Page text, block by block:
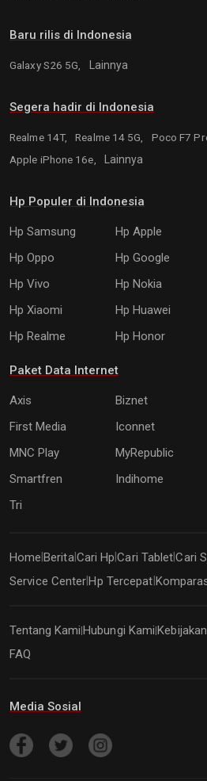
Baru rilis di Indonesia
Galaxy S26 5G, Lainnya
Segera hadir di Indonesia
Realme 14T, Realme 14 5G, Poco F7
Apple iPhone 16e,
Lainnya
Hp Populer di Indonesia
Hp Samsung Hp Apple
Hp Oppo
Hp Google
Hp Vivo
Hp Nokia
Hp Xiaomi
Hp Huawei
Hp Realme
Hp Honor
Paket Data Internet
Axis Biznet
First Media
Iconnet
MNC Play
MyRepublic
Smartfren
Indihome
Tri
Home BeritaCari Hp |Cari Tablet|Cari
Service Center|Hp Tercepat
Tentang Kami|Hubungi Kami|
FAQ
Media Sosial